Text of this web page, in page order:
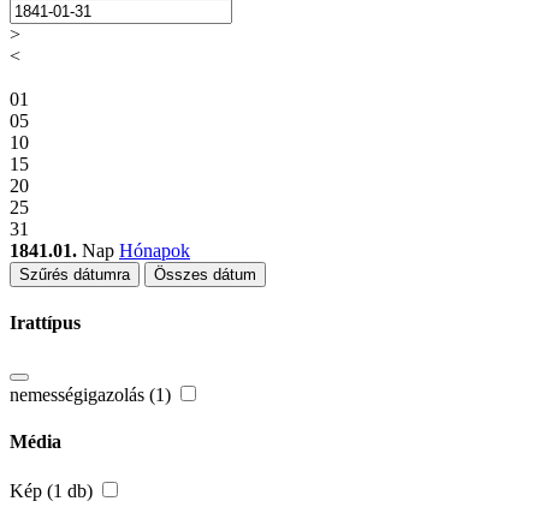
>
<
01
05
10
15
20
25
31
1841.01. Nap Hónapok
Szűrés dátumra Összes dátum
Irattípus
nemességigazolás (1)
Média
Kép (1 db)